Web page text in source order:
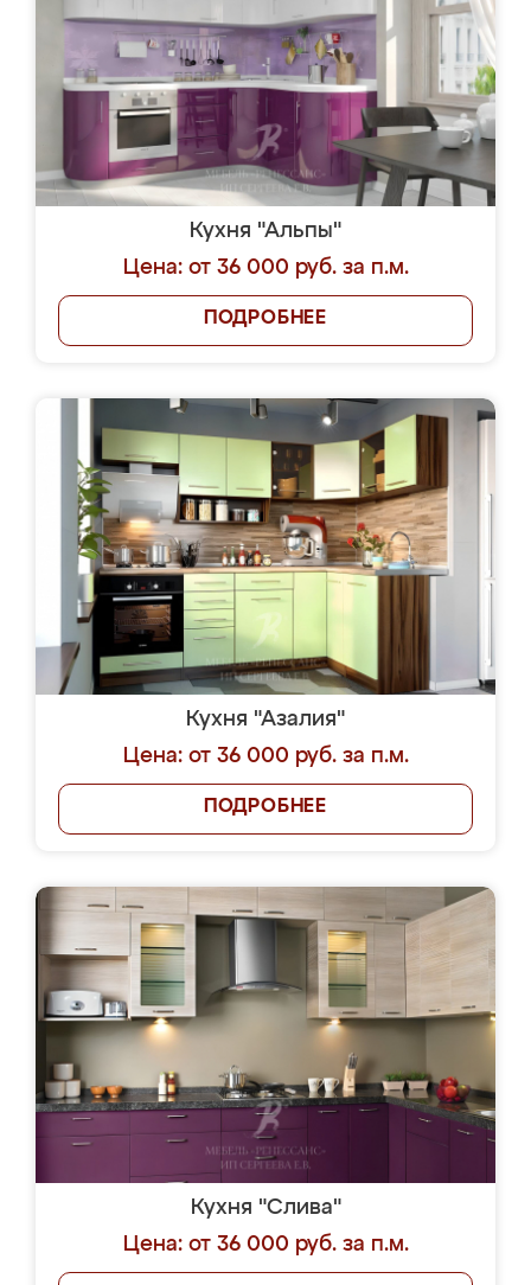
Кухня "Альпы"
Цена: от 36 000 руб. за п.м.
ПОДРОБНЕЕ
Кухня "Азалия"
Цена: от 36 000 руб. за п.м.
ПОДРОБНЕЕ
Кухня "Слива"
Цена: от 36 000 руб. за п.м.